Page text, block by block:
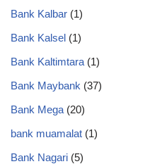
Bank Kalbar (1)
Bank Kalsel (1)
Bank Kaltimtara (1)
Bank Maybank (37)
Bank Mega (20)
bank muamalat (1)
Bank Nagari (5)